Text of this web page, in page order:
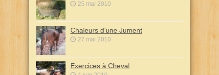
25 mai 2010
Chaleurs d’une Jument
27 mai 2010
Exercices à Cheval